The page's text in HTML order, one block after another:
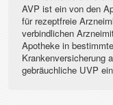
AVP ist ein von den
für rezeptfreie
verbindlichen
Apotheke in
Krankenversicherung
gebräuchliche UVP